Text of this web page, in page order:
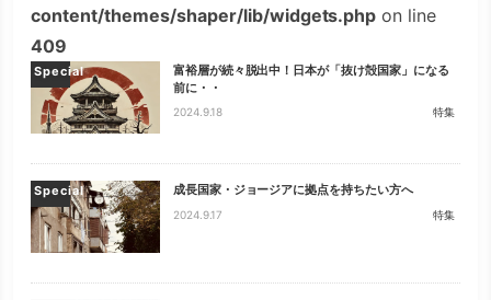
content/themes/shaper/lib/widgets.php on line
409
Special
富裕層が続々脱出中！日本が「抜け殻国家」になる
前に・・
2024.9.18 特集
Special 成長国家・ジョージアに拠点を持ちたい方へ
2024.9.17 特集